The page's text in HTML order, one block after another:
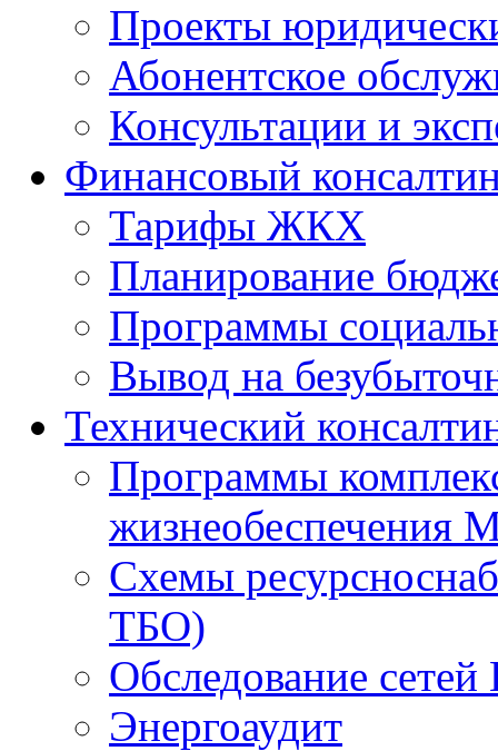
Проекты
Абонентское
Консультации и
Финансовый
Тарифы ЖКХ
Планирование
Программы
Вывод на
Технический
Программы
жизнеобеспечения
Схемы
ТБО)
Обследование
Энергоаудит